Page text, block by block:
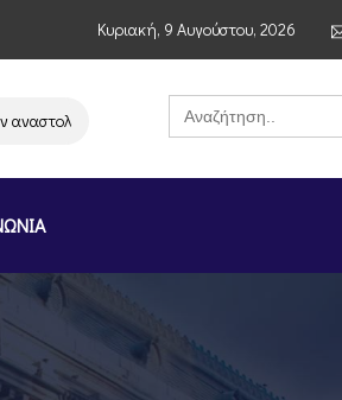
Κυριακή, 9 Αυγούστου, 2026
λειτουργίας της αλυσίδας σούπερ
Search
for: